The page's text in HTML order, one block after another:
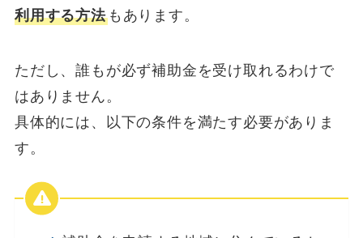
利用する方法もあります。
ただし、誰もが必ず補助金を受け取れるわけで
はありません。
具体的には、以下の条件を満たす必要がありま
す。